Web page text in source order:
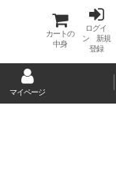
カートの
中身
ログイ
ン 新規
登録
マイページ